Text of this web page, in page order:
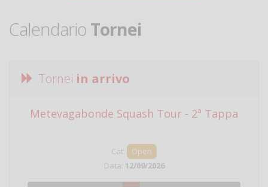
Calendario Tornei
Tornei in arrivo
Metevagabonde Squash Tour - 2ª Tappa
Cat:
Open
Data: 12/09/2026